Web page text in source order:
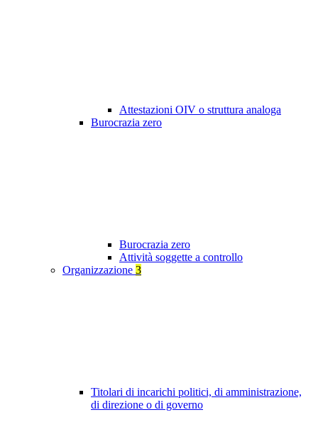
Attestazioni OIV o struttura analoga
Burocrazia zero
Burocrazia zero
Attività soggette a controllo
Organizzazione 3
Titolari di incarichi politici, di amministrazione,
di direzione o di governo